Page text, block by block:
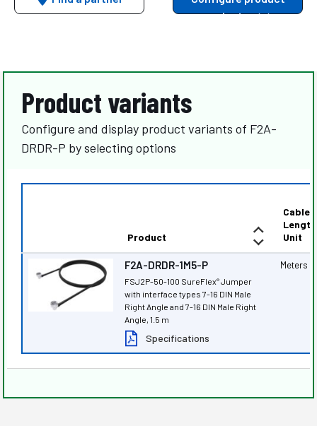
variants
Product variants
Configure and display product variants of F2A-
DRDR-P by selecting options
Product
Cable
Length
Unit
F2A-DRDR-1M5-P
FSJ2P-50-100 SureFlex®Jumper
with interface types 7-16 DIN Male
Right Angle and 7-16 DIN Male Right
Angle, 1.5 m
Specifications
Meters